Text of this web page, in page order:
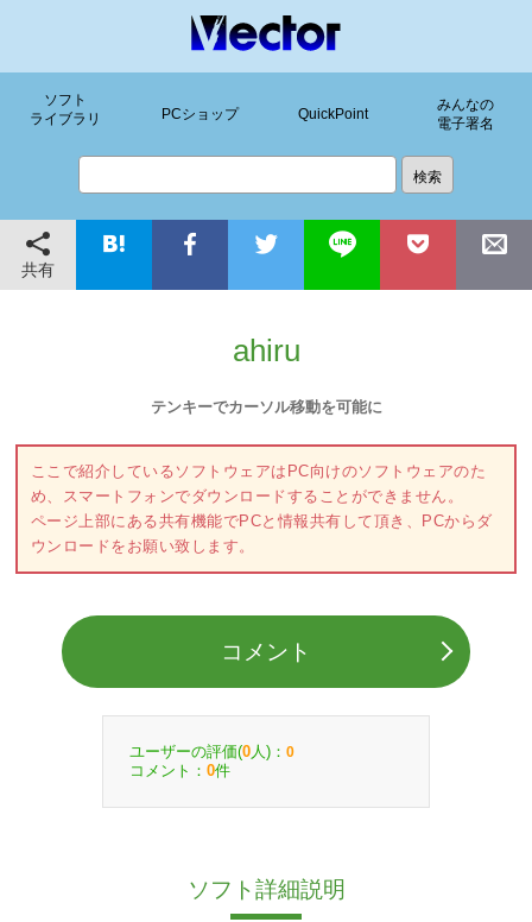
ソフト
ライブラリ
PCショップ QuickPoint
みんなの
電子署名
共有
ahiru
テンキーでカーソル移動を可能に
ここで紹介しているソフトウェアはPC向けのソフトウェアのた
め、スマートフォンでダウンロードすることができません。
ページ上部にある共有機能でPCと情報共有して頂き、PCからダ
ウンロードをお願い致します。
コメント
ユーザーの評価(0 人)： 0
コメント： 0件
ソフト詳細説明